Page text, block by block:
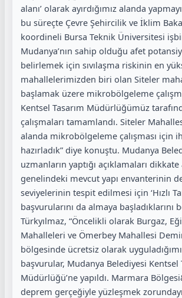
alanı’ olarak ayırdığımız alanda
bu süreçte Çevre Şehircilik ve İklim
koordineli Bursa Teknik Üniversitesi
Mudanya’nın sahip olduğu afet
belirlemek için sıvılaşma riskinin en
mahallelerimizden biri olan Siteler
başlamak üzere mikrobölgeleme
Kentsel Tasarım Müdürlüğümüz
çalışmaları tamamlandı. Siteler
alanda mikrobölgeleme çalışması için
hazırladık” diye konuştu. Mudanya
uzmanların yaptığı açıklamaları
genelindeki mevcut yapı envanterinin
seviyelerinin tespit edilmesi için ‘Hızlı
başvurularını da almaya başladıklarını
Türkyılmaz, “Öncelikli olarak Burgaz,
Mahalleleri ve Ömerbey Mahallesi
bölgesinde ücretsiz olarak
başvurular, Mudanya Belediyesi Kentsel
Müdürlüğü’ne yapıldı. Marmara
deprem gerçeğiyle yüzleşmek